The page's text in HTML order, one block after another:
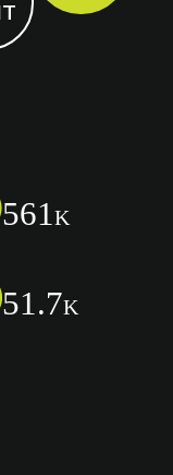
561K
51.7K